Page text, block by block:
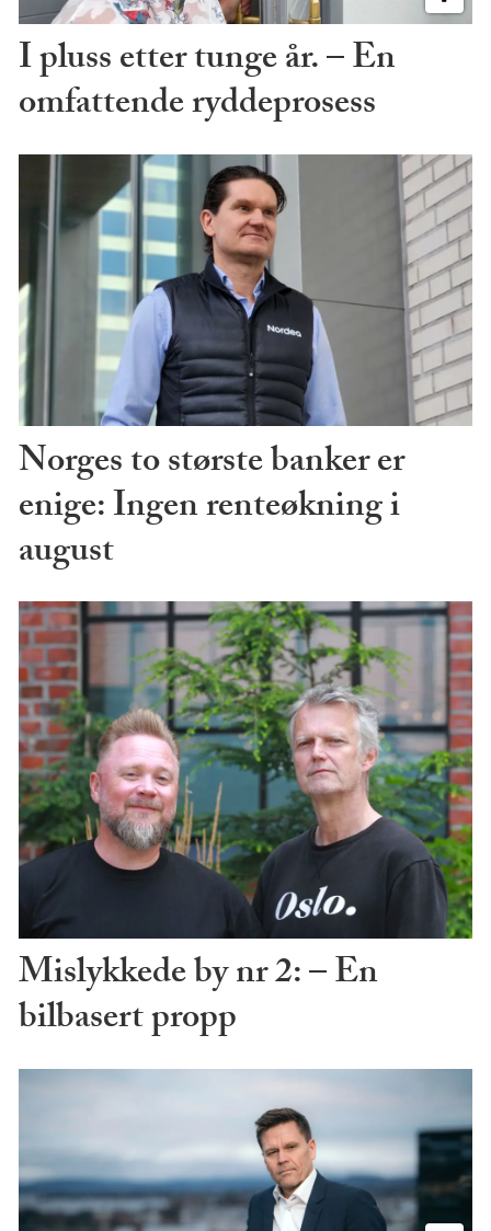
I pluss etter tunge år. – En
omfattende ryddeprosess
Norges to største banker er
enige: Ingen renteøkning i
august
Mislykkede by nr 2: – En
bilbasert propp